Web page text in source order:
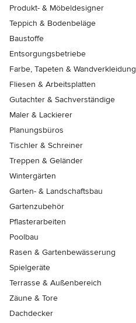
Produkt- & Möbeldesigner
Teppich & Bodenbeläge
Baustoffe
Entsorgungsbetriebe
Farbe, Tapeten & Wandverkleidung
Fliesen & Arbeitsplatten
Gutachter & Sachverständige
Maler & Lackierer
Planungsbüros
Tischler & Schreiner
Treppen & Geländer
Wintergärten
Garten- & Landschaftsbau
Gartenzubehör
Pflasterarbeiten
Poolbau
Rasen & Gartenbewässerung
Spielgeräte
Terrasse & Außenbereich
Zäune & Tore
Dachdecker